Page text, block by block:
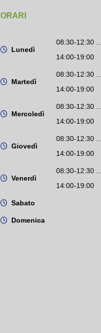
ORARI
Lunedì
08:30-12:30
14:00-19:00
Martedì
08:30-12:30
14:00-19:00
Mercoledì
08:30-12:30
14:00-19:00
Giovedì
08:30-12:30
14:00-19:00
Venerdì
08:30-12:30
14:00-19:00
Sabato
Domenica